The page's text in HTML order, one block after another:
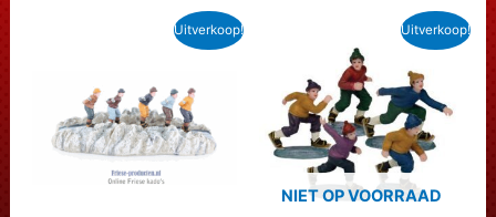
Uitverkoop! Uitverkoop!
NIET OP VOORRAAD